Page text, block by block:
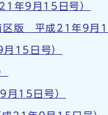
年9月15日号）
区版 平成21年9月
15日号）
月15日号）